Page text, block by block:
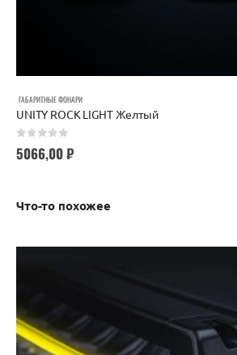
ГАБАРИТНЫЕ ФОНАРИ
UNITY ROCK LIGHT Желтый
5066,00₽
Что-то похожее